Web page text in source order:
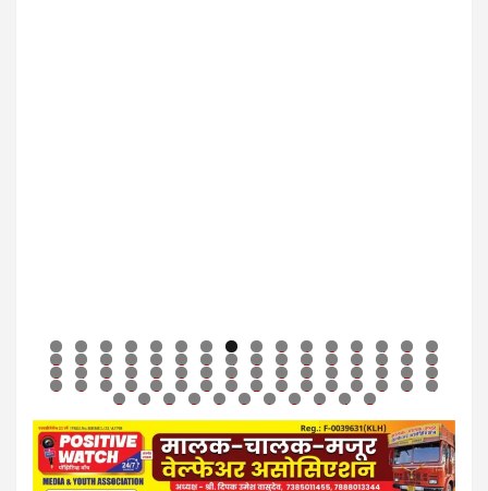
0 1 2 3 4 5 6
7 8 9 0 1 2 3 4 5 6 7 8 9 0 1 2
3 4 5 6 7 8 9 0 1 2 3 4 5 6 7 8
9 0 1 2 3 4 5 6 7 8 9 0 1 2 3 4
5 6 7 8 9 0 1 2 3 4 5